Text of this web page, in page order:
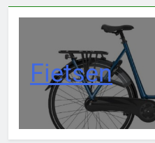
Fietsen